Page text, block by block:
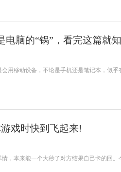
脑的“锅”，看完这篇就
用移动设备，不论是手机还是笔记本，似
戏时快到飞起来!
，本来能一个大秒了对方结果自己卡的回。